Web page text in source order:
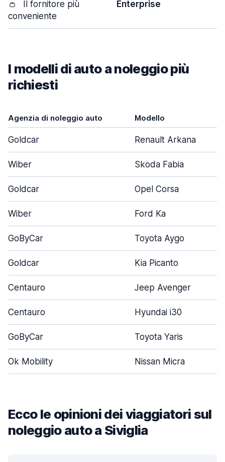
👛
Il fornitore più
conveniente
Enterprise
I modelli di auto a noleggio più
richiesti
Agenzia di noleggio auto Modello
Goldcar Renault Arkana
Wiber Skoda Fabia
Goldcar Opel Corsa
Wiber Ford Ka
GoByCar Toyota Aygo
Goldcar Kia Picanto
Centauro Jeep Avenger
Centauro Hyundai i30
GoByCar Toyota Yaris
Ok Mobility Nissan Micra
Ecco le opinioni dei viaggiatori sul
noleggio auto a Siviglia